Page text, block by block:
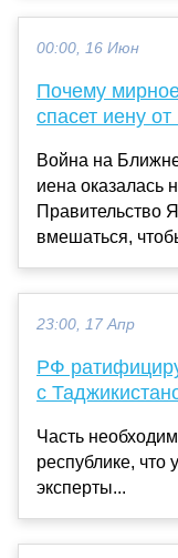
00:00, 16 Июн
Почему
спасет иену от
Война на
иена оказалась
Правительство
вмешаться,
23:00, 17 Апр
РФ
с
Часть
республике, что
эксперты...